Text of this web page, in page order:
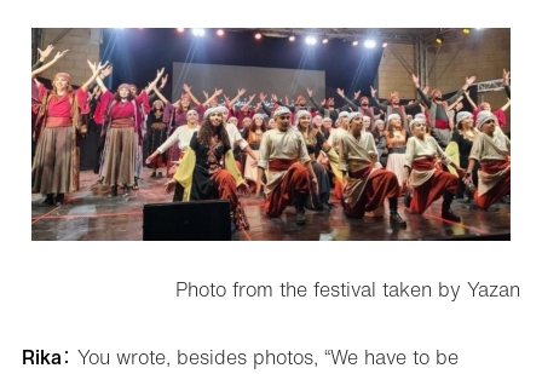
Photo from the festival taken by Yazan
Rika： You wrote, besides photos, “We have to be